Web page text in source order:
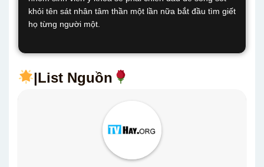
khỏi tên sát nhân tâm thần một lần nữa bắt đầu tìm giết
họ từng người một.
|List Nguồn